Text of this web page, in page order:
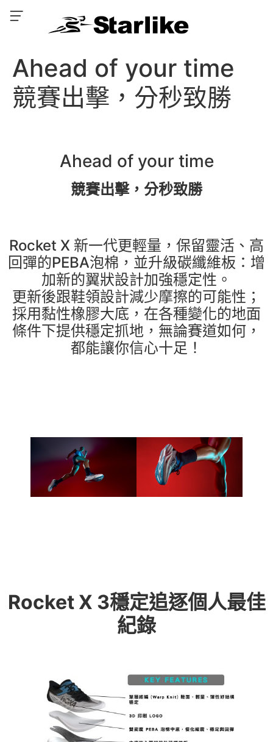
Ahead of your time
競賽出擊，分秒致勝
Ahead of your time
競賽出擊，分秒致勝
Rocket X 新一代更輕量，保留靈活、高
回彈的PEBA泡棉，並升級碳纖維板：增
加新的翼狀設計加強穩定性。
更新後跟鞋領設計減少摩擦的可能性；
採用黏性橡膠大底，在各種變化的地面
條件下提供穩定抓地，無論賽道如何，
都能讓你信心十足！
Rocket X 3穩定追逐個人最佳
紀錄